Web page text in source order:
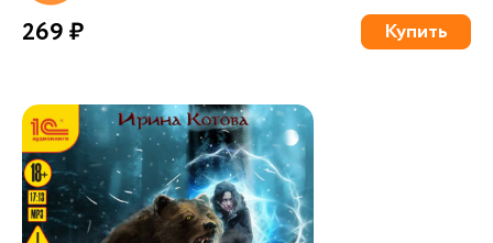
269 ₽ Купить